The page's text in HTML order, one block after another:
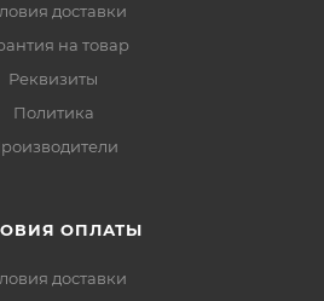
доставки
на товар
Реквизиты
Политика
ОПЛАТЫ
доставки